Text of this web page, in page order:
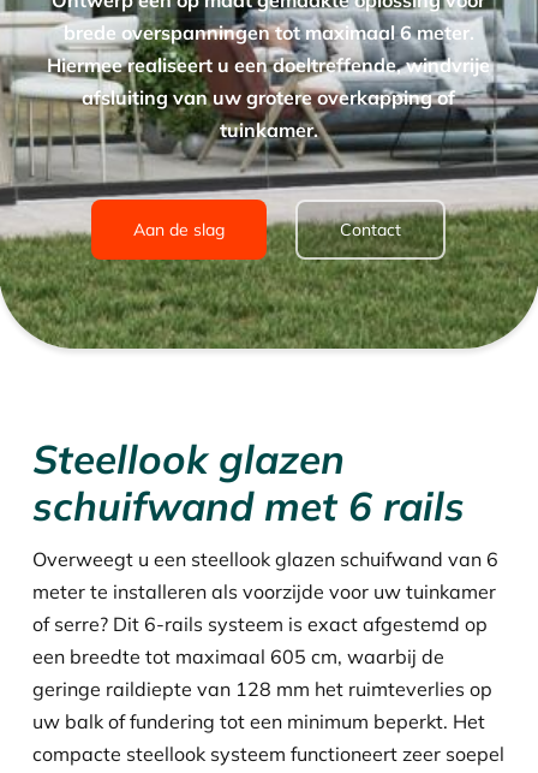
brede overspanningen tot maximaal 6 meter.
Hiermee realiseert u een doeltreffende, windvrije
afsluiting van uw grotere overkapping of
tuinkamer.
Aan de slag Contact
Steellook glazen
schuifwand met 6 rails
Overweegt u een steellook glazen schuifwand van 6
meter te installeren als voorzijde voor uw tuinkamer
of serre? Dit 6-rails systeem is exact afgestemd op
een breedte tot maximaal 605 cm, waarbij de
geringe raildiepte van 128 mm het ruimteverlies op
uw balk of fundering tot een minimum beperkt. Het
compacte steellook systeem functioneert zeer soepel